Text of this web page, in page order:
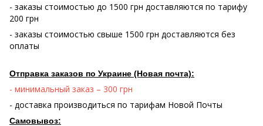
- заказы стоимостью до 1500 грн доставляются по тарифу
200 грн
- заказы стоимостью свыше 1500 грн доставляются без
оплаты
Отправка заказов по Украине (Новая почта):
- минимальный заказ – 300 грн
- доставка производиться по тарифам Новой Почты
Самовывоз: